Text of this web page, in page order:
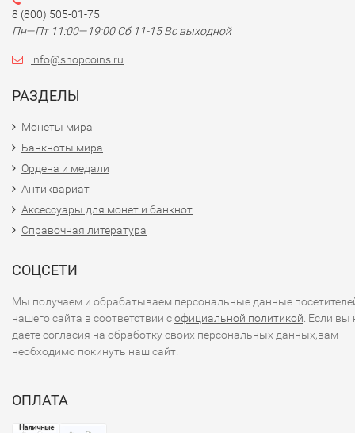
8 (800) 505-01-75
Пн—Пт 11:00—19:00 Сб 11-15 Вс выходной
info@shopcoins.ru
РАЗДЕЛЫ
Монеты мира
Банкноты мира
Ордена и медали
Антиквариат
Аксессуары для монет и банкнот
Справочная литература
СОЦСЕТИ
Мы получаем и обрабатываем персональные данные
нашего сайта в соответствии софициальной политикой . Если вы
даете согласия на обработку своих персональных данных,вам
необходимо покинуть наш сайт.
ОПЛАТА